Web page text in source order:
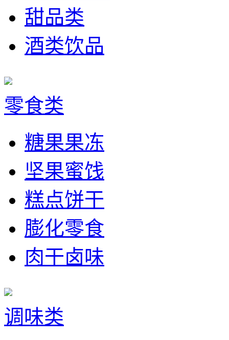
甜品类
酒类饮品
零食类
糖果果冻
坚果蜜饯
糕点饼干
膨化零食
肉干卤味
调味类